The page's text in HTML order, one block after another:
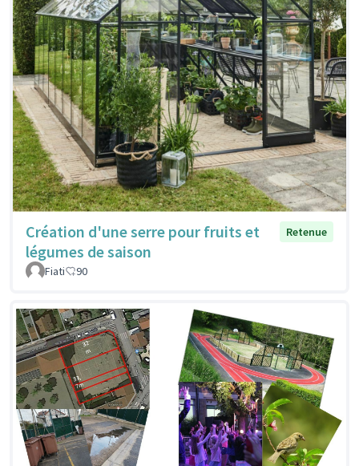
Création d'une serre pour fruits et
légumes de saison
Retenue
Fiati 90